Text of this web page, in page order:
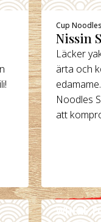
Cup
Nissin
Läcker
ärta och
Noodles
att
WHERE